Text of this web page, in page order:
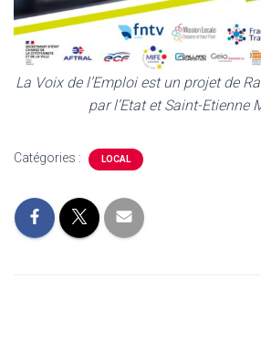
La Voix de l’Emploi est un projet de
par l’Etat et Saint-Etienne
Catégories : LOCAL